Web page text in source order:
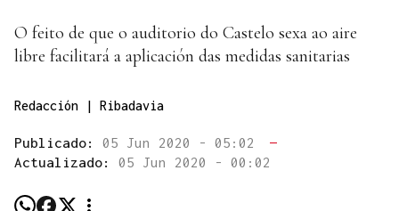
O feito de que o auditorio do Castelo sexa ao aire
libre facilitará a aplicación das medidas sanitarias
Redacción | Ribadavia
Publicado: 05 Jun 2020 - 05:02
—
Actualizado: 05 Jun 2020 - 00:02